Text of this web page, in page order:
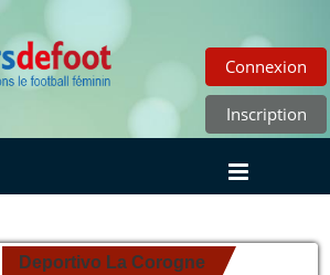
Connexion
Inscription
Deportivo La Corogne